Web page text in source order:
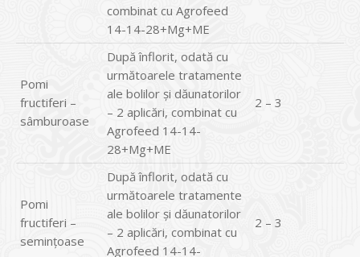
combinat cu Agrofeed
14-14-28+Mg+ME
Pomi
fructiferi –
sâmburoase
După înflorit, odată cu
următoarele tratamente
ale bolilor și dăunatorilor
– 2 aplicări, combinat cu
Agrofeed 14-14-
28+Mg+ME
2 – 3
Pomi
fructiferi –
seminţoase
După înflorit, odată cu
următoarele tratamente
ale bolilor și dăunatorilor
– 2 aplicări, combinat cu
Agrofeed 14-14-
2 – 3